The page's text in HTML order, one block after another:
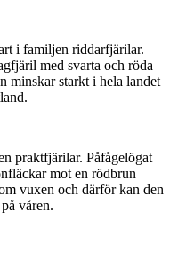
i familjen riddarfjärilar.
med svarta och röda
minskar starkt i hela landet
praktfjärilar. Påfågelögat
mot en rödbrun
vuxen och därför kan den
våren.